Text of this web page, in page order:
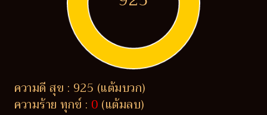
ความดี สุข : 925 (แต้มบวก)
ความร้าย ทุกข์ : 0 (แต้มลบ)